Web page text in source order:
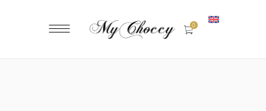
0